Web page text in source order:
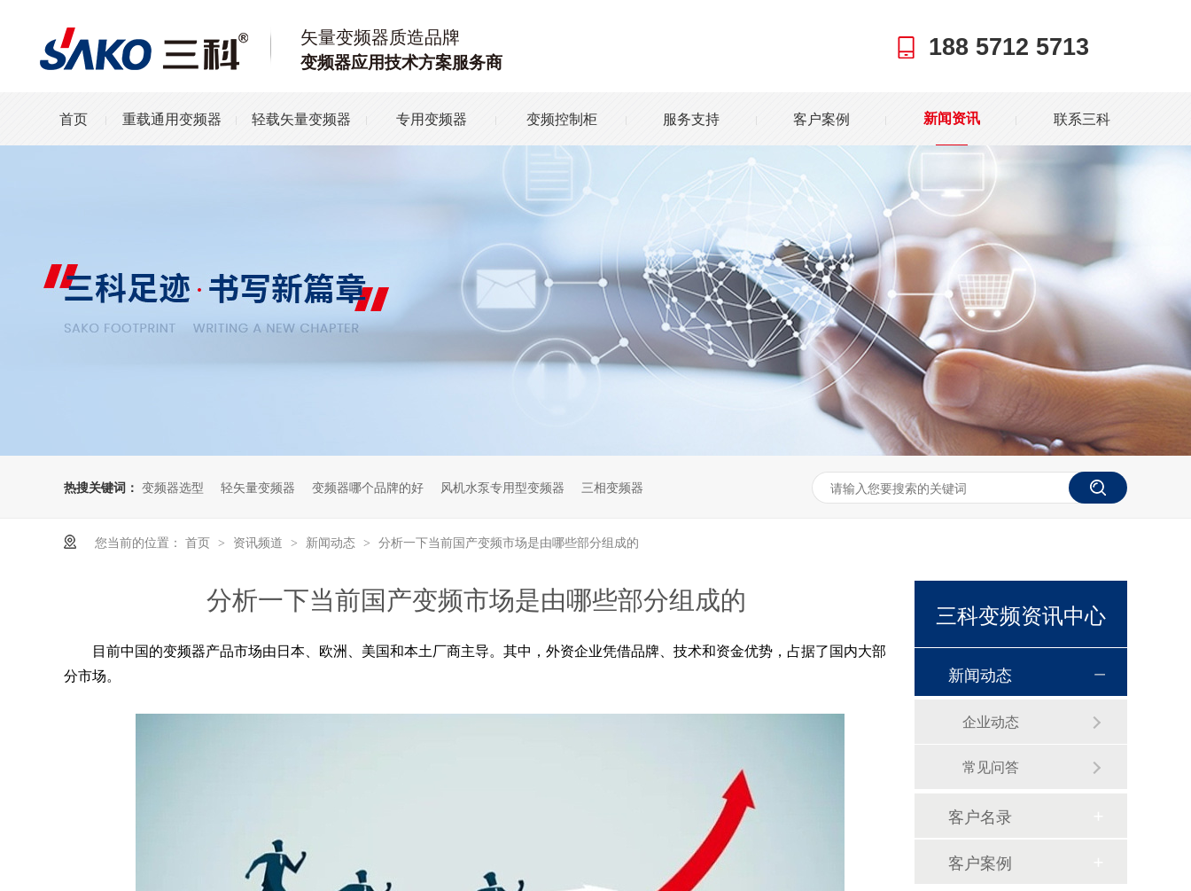
矢量变频器质造品牌
变频器应用技术方案服务商
188 5712 5713
首页 重载通用变频器 轻载矢量变频器 专用变频器 变频控制柜 服务支持 客户案例 新闻资讯 联系三科
热搜关键词： 变频器选型 轻矢量变频器 变频器哪个品牌的好 风机水泵专用型变频器 三相变频器
您当前的位置： 首页 > 资讯频道 > 新闻动态 > 分析一下当前国产变频市场是由哪些部分组成的
分析一下当前国产变频市场是由哪些部分组成的
目前中国的变频器产品市场由日本、欧洲、美国和本土厂商主导。其中，外资企业凭借品牌、技术和资金优势，占据了国内大部
分市场。
三科变频资讯中心
新闻动态
企业动态
常见问答
客户名录
客户案例